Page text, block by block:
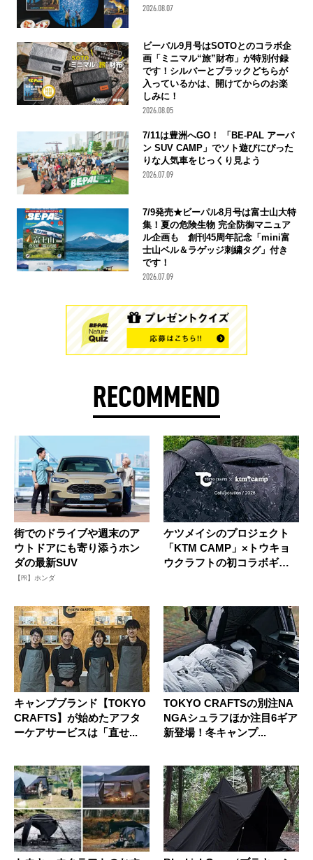
2026.08.07
ビーパル9月号はSOTOとのコラボ企
画「ミニマル“旅”財布」が特別付録
です！シルバーとブラックどちらが
入っているかは、開けてからのお楽
しみに！
2026.08.05
7/11は豊洲へGO！ 「BE-PAL アーバ
ン SUV CAMP」でソト遊びにぴった
りな人気車をじっくり見よう
2026.07.09
7/9発売★ビーパル8月号は富士山大特
集！夏の危険生物 完全防御マニュア
ル企画も 創刊45周年記念「mini富
士山ベル＆ラゲッジ刺繍タグ」付き
です！
2026.07.09
RECOMMEND
街でのドライブや週末のア
ウトドアにも寄り添うホン
ダの最新SUV
【PR】ホンダ
ケツメイシのプロジェクト
「KTM CAMP」×トウキョ
ウクラフトの初コラボギア
キャンプブランド【TOKYO
CRAFTS】が始めたアフタ
ーケアサービスは「直せ...
TOKYO CRAFTSの別注NA
NGAシュラフほか注目6ギア
新登場！冬キャンプ...